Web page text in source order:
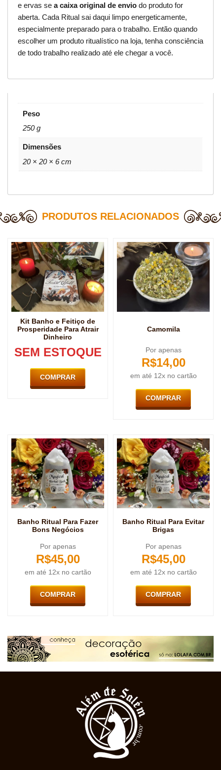
e ervas se a caixa original de envio do produto for
aberta. Cada Ritual sai daqui limpo energeticamente,
especialmente preparado para o trabalho. Então quando
escolher um produto ritualístico na loja, tenha consciência
de todo trabalho realizado até ele chegar a você.
Peso
250 g
Dimensões
20 × 20 × 6 cm
PRODUTOS RELACIONADOS
Kit Banho e Feitiço de
Prosperidade Para Atrair
Dinheiro
SEM ESTOQUE
COMPRAR
Camomila
Por apenas
R$14,00
em até 12x no cartão
COMPRAR
Banho Ritual Para Fazer
Bons Negócios
Por apenas
R$45,00
em até 12x no cartão
COMPRAR
Banho Ritual Para Evitar
Brigas
Por apenas
R$45,00
em até 12x no cartão
COMPRAR